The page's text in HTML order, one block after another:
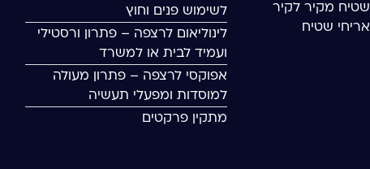
שטיח מקיר לקיר
אריחי שטיח
לשימוש פנים וחוץ
לינוליאום לרצפה – פתרון ורסטילי
ועמיד לבית או למשרד
אפוקסי לרצפה – פתרון מעולה
למוסדות ומפעלי תעשיה
מתקין פרקטים